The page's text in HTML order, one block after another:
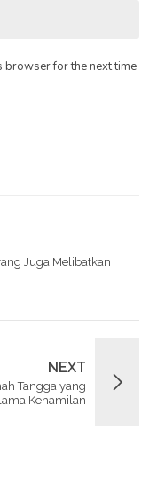
browser for the next time
Juga Melibatkan
NEXT
Tangga yang
Kehamilan